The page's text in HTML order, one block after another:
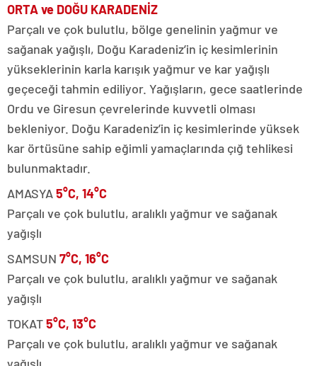
ORTA ve DOĞU KARADENİZ
Parçalı ve çok bulutlu, bölge genelinin yağmur ve
sağanak yağışlı, Doğu Karadeniz’in iç kesimlerinin
yükseklerinin karla karışık yağmur ve kar yağışlı
geçeceği tahmin ediliyor. Yağışların, gece saatlerinde
Ordu ve Giresun çevrelerinde kuvvetli olması
bekleniyor. Doğu Karadeniz’in iç kesimlerinde yüksek
kar örtüsüne sahip eğimli yamaçlarında çığ tehlikesi
bulunmaktadır.
AMASYA5°C, 14°C
Parçalı ve çok bulutlu, aralıklı yağmur ve sağanak
yağışlı
SAMSUN 7°C, 16°C
Parçalı ve çok bulutlu, aralıklı yağmur ve sağanak
yağışlı
TOKAT5°C, 13°C
Parçalı ve çok bulutlu, aralıklı yağmur ve sağanak